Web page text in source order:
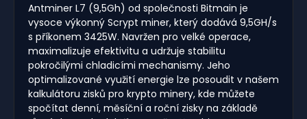
Antminer L7 (9,5Gh) od společnosti Bitmain je
vysoce výkonný Scrypt miner, který dodává 9,5GH/s
s příkonem 3425W. Navržen pro velké operace,
maximalizuje efektivitu a udržuje stabilitu
pokročilými chladicími mechanismy. Jeho
optimalizované využití energie lze posoudit v našem
kalkulátoru zisků pro krypto minery, kde můžete
spočítat denní, měsíční a roční zisky na základě